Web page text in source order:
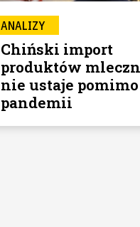
ANALIZY
Chiński import
produktów
nie ustaje pomimo
pandemii